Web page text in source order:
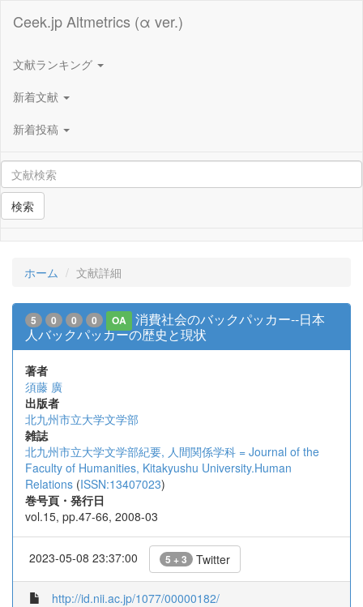
Ceek.jp Altmetrics (α ver.)
文献ランキング
新着文献
新着投稿
検索
ホーム 文献詳細
5 0 0 0 OA
消費社会のバックパッカー--日本
人バックパッカーの歴史と現状
著者
須藤 廣
出版者
北九州市立大学文学部
雑誌
北九州市立大学文学部紀要, 人間関係学科 = Journal of the
Faculty of Humanities, Kitakyushu University.Human
Relations (ISSN:13407023)
巻号頁・発行日
vol.15, pp.47-66, 2008-03
2023-05-08 23:37:00 5 + 3 Twitter
http://id.nii.ac.jp/1077/00000182/